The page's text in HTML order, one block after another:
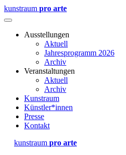
kunstraum pro arte
Ausstellungen
Aktuell
Jahresprogramm 2026
Archiv
Veranstaltungen
Aktuell
Archiv
Kunstraum
Künstler*innen
Presse
Kontakt
kunstraum pro arte